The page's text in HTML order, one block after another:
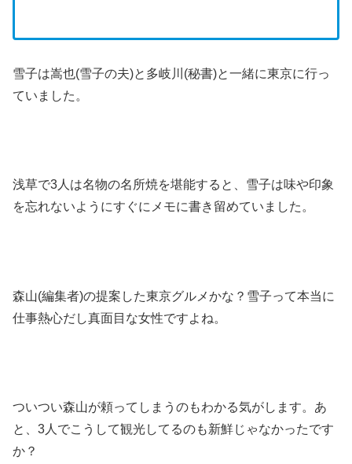
雪子は嵩也(雪子の夫)と多岐川(秘書)と一緒に東京に行っ
ていました。
浅草で3人は名物の名所焼を堪能すると、雪子は味や印象
を忘れないようにすぐにメモに書き留めていました。
森山(編集者)の提案した東京グルメかな？雪子って本当に
仕事熱心だし真面目な女性ですよね。
ついつい森山が頼ってしまうのもわかる気がします。あ
と、3人でこうして観光してるのも新鮮じゃなかったです
か？